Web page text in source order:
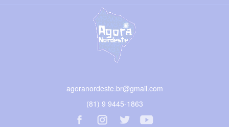
agoranordeste.br@gmail.com
(81) 9 9445-1863